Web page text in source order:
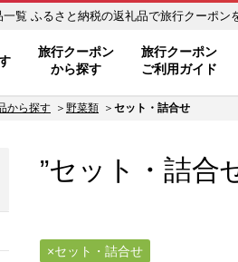
鳥取県鳥取市【セット・詰合せ】のお礼の品一覧 ふるさと
旅行クーポン
から探す
旅行クーポン
ご利用ガイド
から探す 野菜類 セット・詰合せ
”セット・詰合
セット・詰合せ